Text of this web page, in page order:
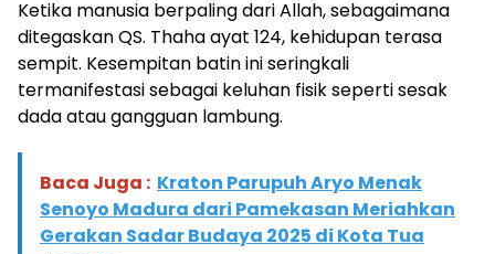
Ketika manusia berpaling dari Allah, sebagaimana
ditegaskan QS. Thaha ayat 124, kehidupan terasa
sempit. Kesempitan batin ini seringkali
termanifestasi sebagai keluhan fisik seperti sesak
dada atau gangguan lambung.
Baca Juga : Kraton Parupuh Aryo Menak
Senoyo Madura dari Pamekasan Meriahkan
Gerakan Sadar Budaya 2025 di Kota Tua